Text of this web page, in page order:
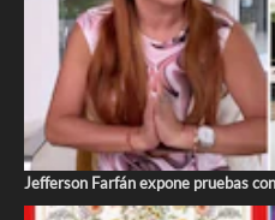
Jefferson Farfán expone pruebas